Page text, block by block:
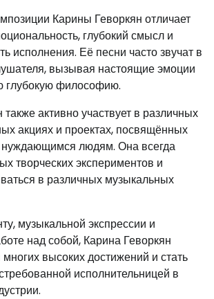
Карины Геворкян отличает
глубокий смысл и
исполнения. Её песни часто звучат в
вызывая настоящие эмоции
глубокую философию.
активно участвует в различных
акциях и проектах, посвящённых
людям. Она всегда
творческих экспериментов и
в различных музыкальных
музыкальной экспрессии и
над собой, Карина Геворкян
высоких достижений и стать
исполнительницей в